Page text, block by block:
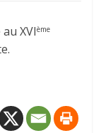
XVIème